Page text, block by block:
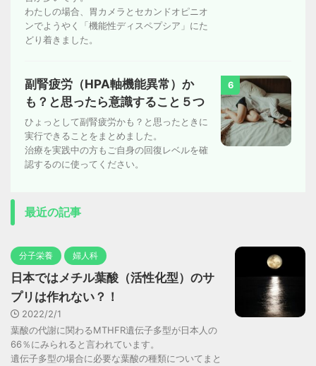
わたしの場合、胃カメラとセカンドオピニオ
ンでようやく「機能性ディスペプシア」にた
どり着きました。
6
副腎疲労（HPA軸機能異常）か
も？と思ったら意識すること５つ
ひょっとして副腎疲労かも？と思ったときに
実行できることをまとめました。
治療を実践中の方もご自身の回復レベルを確
認するのに使ってください。
最近の記事
分子栄養 婦人科
日本ではメチル葉酸（活性化型）のサ
プリは作れない？！
2022/2/1
葉酸の代謝に関わるMTHFR遺伝子多型が日本人の
66％にみられると言われています。
遺伝子多型の場合に必要な葉酸の種類についてまと